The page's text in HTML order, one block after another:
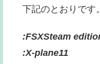
下記のとおりです。
:FSXSteam
:X-plane11